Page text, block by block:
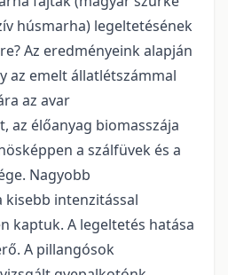
húsmarha) legeltetésének
Az eredményeink alapján
az emelt állatlétszámmal
az avar
az élőanyag biomasszája
a szálfüvek és a
Nagyobb
kisebb intenzitással
kaptuk. A legeltetés hatása
A pillangósok